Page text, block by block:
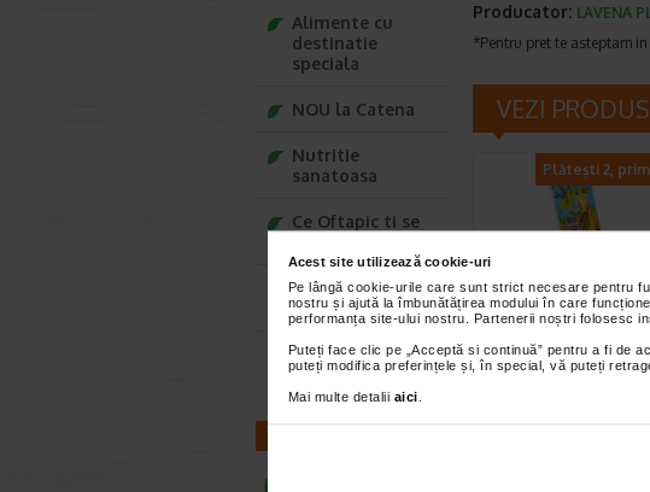
Acest site utilizează cookie-uri
Pe lângă cookie-urile care sunt strict necesare pentru
nostru și ajută la îmbunătățirea modului în care
performanța site-ului nostru. Partenerii noștri folosesc
Puteți face clic pe „Acceptă si continuă” pentru a fi de
puteți modifica preferințele și, în special, vă puteți
Mai multe detalii aici
Producator: LAVENA
*Pentru pret te asteptam
VEZI
Plătești 2,
Foramen Junior
periuta pentru
Alimente cu
destinatie
speciala
NOU la Catena
Nutritie
sanatoasa
Ce Oftapic ti se
Adora – Adorabili
din prima clipa
Seturi cadou
Baylis&Harding